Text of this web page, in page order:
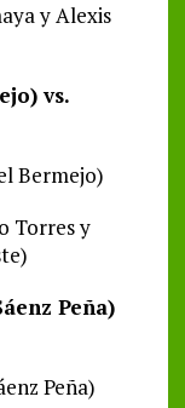
y Alexis
vs.
Bermejo)
Torres y
Peña)
Peña)